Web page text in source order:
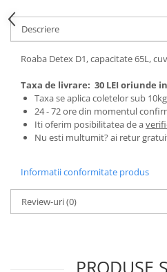
Zootehnie
Incubatoare, oparitoare si
deplumatoare
Aparate de tuns animale
Piese si accesorii aparate de tuns
animale
Tarcuri animale
Masini batut stalpi si accesorii
Roabe & accesorii
Corturi, Prelate si plase de
Descriere
Roaba Detex D1, capacitate 65L,
Taxa de livrare: 30 LEI oriunde
Taxa se aplica coletelor sub 10kg
24 - 72 ore din momentul
Iti oferim posibilitatea de a
Nu esti multumit? ai retur
Informatii conformitate produs
Review-uri(0)